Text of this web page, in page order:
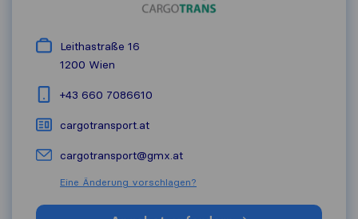
Leithastraße 16
1200 Wien
+43 660 7086610
cargotransport.at
cargotransport@gmx.at
Eine Änderung vorschlagen?